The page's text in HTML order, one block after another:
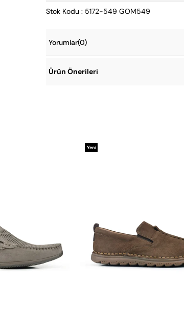
Stok Kodu : 5172-549 GOM549
Yorumlar(0)
Ürün Önerileri
Yeni